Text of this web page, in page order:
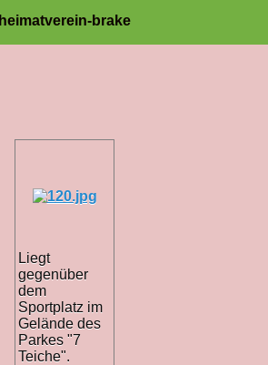
heimatverein-brake
Liegt
gegenüber
dem
Sportplatz im
Gelände des
Parkes "7
Teiche".